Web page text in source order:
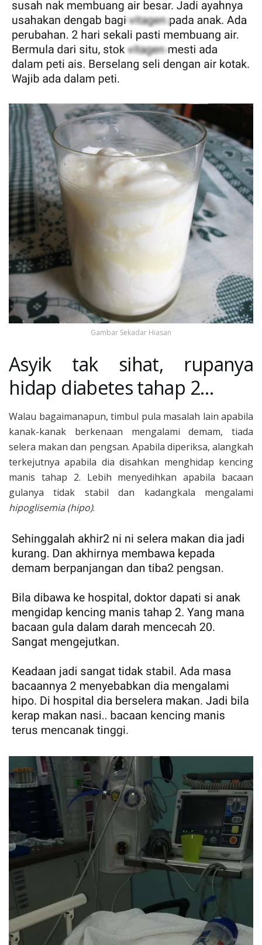
Gambar Sekadar Hiasan
Asyik tak sihat, rupanya
hidap diabetes tahap 2…
Walau bagaimanapun, timbul pula masalah lain apabila
kanak-kanak berkenaan mengalami demam, tiada
selera makan dan pengsan. Apabila diperiksa, alangkah
terkejutnya apabila dia disahkan menghidap kencing
manis tahap 2. Lebih menyedihkan apabila bacaan
gulanya tidak stabil dan kadangkala mengalami
hipoglisemia (hipo).